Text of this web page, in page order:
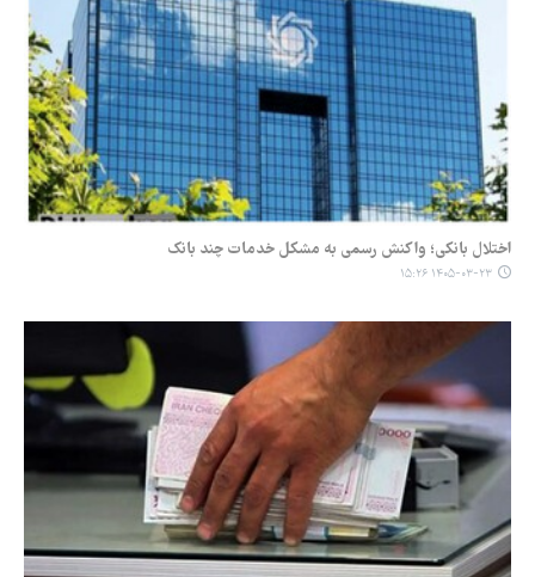
اختلال بانکی؛ واکنش رسمی به مشکل خدمات چند بانک
۱۴۰۵-۰۳-۲۳ ۱۵:۲۶